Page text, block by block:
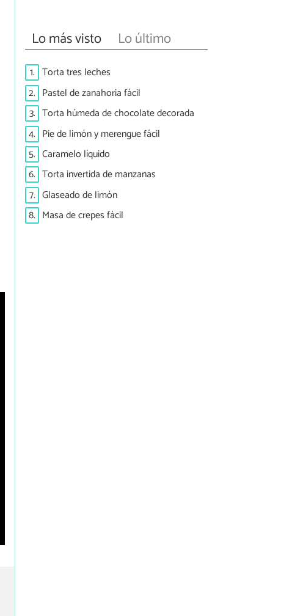
Lo más visto Lo último
1. Torta tres leches
2. Pastel de zanahoria fácil
3. Torta húmeda de chocolate decorada
4. Pie de limón y merengue fácil
5. Caramelo líquido
6. Torta invertida de manzanas
7. Glaseado de limón
8. Masa de crepes fácil